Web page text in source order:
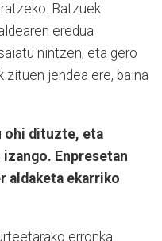
Batzuek
eredua
nintzen; eta gero
jendea ere, baina
ohi dituzte, eta
Enpresetan
aldaketa ekarriko
erronka